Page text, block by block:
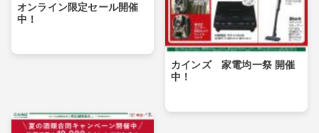
オンライン限定セール開催
中！
カインズ 家電均一祭 開催
中！